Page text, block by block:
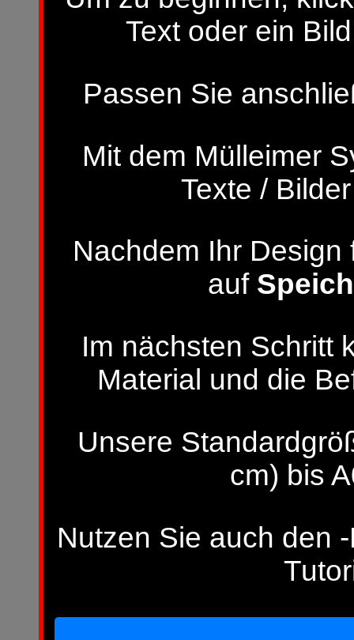
Text oder ein
Passen Sie
Mit dem Mülleimer
Texte /
Nachdem Ihr
auf
Im nächsten Schritt
Material und die
Unsere
cm) bis
Nutzen Sie auch den